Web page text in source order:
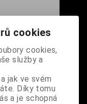
cookies
cookies,
služby a
jak ve svém
Díky tomu
a je schopná